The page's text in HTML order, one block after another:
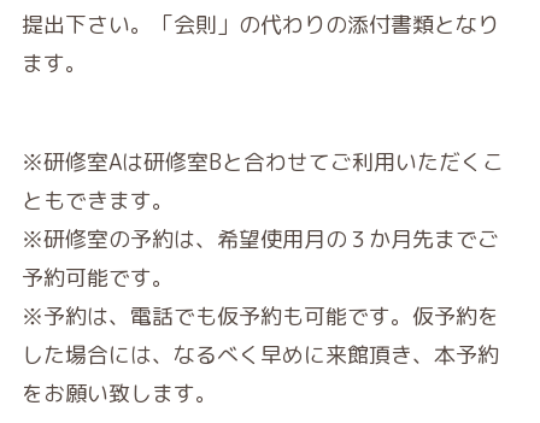
提出下さい。「会則」の代わりの添付書類となり
ます。
※研修室Aは研修室Bと合わせてご利用いただくこ
ともできます。
※研修室の予約は、希望使用月の３か月先までご
予約可能です。
※予約は、電話でも仮予約も可能です。仮予約を
した場合には、なるべく早めに来館頂き、本予約
をお願い致します。